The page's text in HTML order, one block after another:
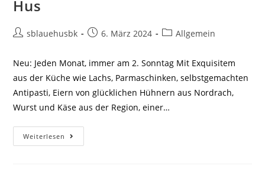
Hus
sblauehusbk 6. März 2024 Allgemein
Neu: Jeden Monat, immer am 2. Sonntag Mit Exquisitem
aus der Küche wie Lachs, Parmaschinken, selbstgemachten
Antipasti, Eiern von glücklichen Hühnern aus Nordrach,
Wurst und Käse aus der Region, einer…
Weiterlesen